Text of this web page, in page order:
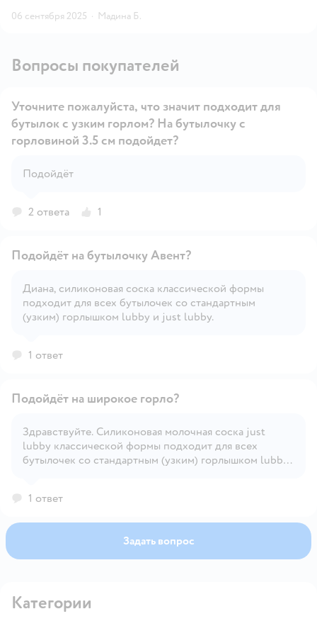
06 сентября 2025 · Мадина Б.
Вопросы покупателей
Уточните пожалуйста, что значит подходит для
бутылок с узким горлом? На бутылочку с
горловиной 3.5 см подойдет?
Подойдёт
2 ответа 1
Открыть вопрос
Подойдёт на бутылочку Авент?
Диана, силиконовая соска классической формы
подходит для всех бутылочек со стандартным
(узким) горлышком lubby и just lubby.
1 ответ
Открыть вопрос
Подойдёт на широкое горло?
Здравствуйте. Силиконовая молочная соска just
lubby классической формы подходит для всех
бутылочек со стандартным (узким) горлышком lubby
1 ответ
Задать вопрос
Категории